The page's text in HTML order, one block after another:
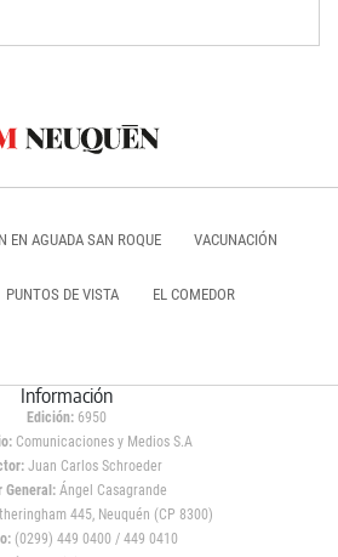
EN AGUADA SAN ROQUE VACUNACIÓN
PUNTOS DE VISTA EL COMEDOR
Información
Edición: 6950
Comunicaciones y Medios S.A
Juan Carlos Schroeder
General:Ángel Casagrande
445, Neuquén (CP 8300)
(0299) 449 0400 / 449 0410